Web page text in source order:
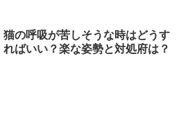
猫の呼吸が苦しそうな時はどうす
ればいい？楽な姿勢と対処府は？